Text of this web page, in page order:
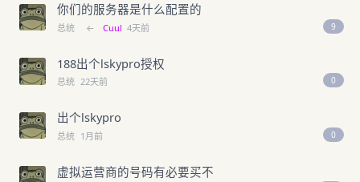
你们的服务器是什么配置的
总统 ← Cuul 4天前 9
188出个lskypro授权
总统 22天前 0
出个lskypro
总统 1月前 0
虚拟运营商的号码有必要买不